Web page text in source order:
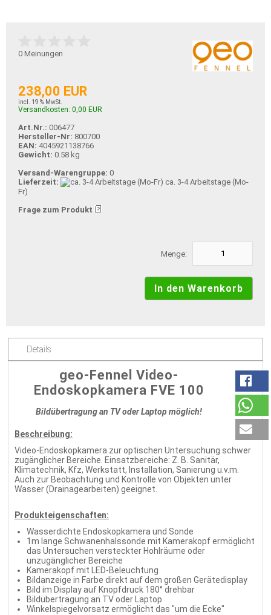
0 Meinungen
238,00 EUR
incl. 19 % MwSt.
Versandkosten: 0,00 EUR
Art.Nr.: 006477
Hersteller-Nr: 800700
EAN: 4045921138766
Gewicht: 0.58 kg
Versand-Warengruppe: 0
Lieferzeit:
ca. 3-4 Arbeitstage (Mo-
Fr)
Frage zum Produkt
Menge:
Details
geo-Fennel Video-
Endoskopkamera FVE 100
Bildübertragung an TV oder Laptop möglich!
Beschreibung:
Video-Endoskopkamera zur optischen Untersuchung schwer
zugänglicher Bereiche. Einsatzbereiche: Z. B. Sanitär,
Klimatechnik, Kfz, Werkstatt, Installation, Sanierung u.v.m.
Auch zur Beobachtung und Kontrolle von Objekten unter
Wasser (Drainagearbeiten) geeignet.
Produkteigenschaften:
Wasserdichte Endoskopkamera und Sonde
1m lange Schwanenhalssonde mit Kamerakopf ermöglicht
das Untersuchen versteckter Hohlräume oder
unzugänglicher Bereiche
Kamerakopf mit LED-Beleuchtung
Bildanzeige in Farbe direkt auf dem großen Gerätedisplay
Bild im Display auf Knopfdruck 180° drehbar
Bildübertragung an TV oder Laptop
Winkelspiegelvorsatz ermöglicht das "um die Ecke"